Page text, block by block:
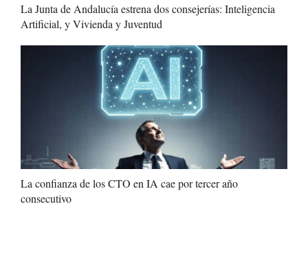
La Junta de Andalucía estrena dos consejerías: Inteligencia
Artificial, y Vivienda y Juventud
La confianza de los CTO en IA cae por tercer año
consecutivo